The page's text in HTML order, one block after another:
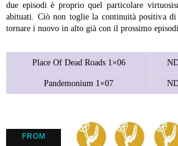
due episodi è proprio quel particolare
abituati. Ciò non toglie la continuità positiva
tornare i nuovo in alto già con il prossimo
Place Of Dead Roads 1×06
Pandemonium 1×07
FROM